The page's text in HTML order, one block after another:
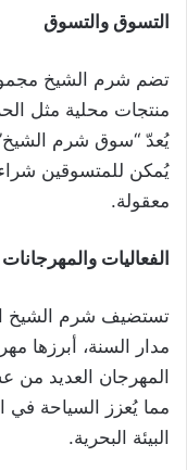
التسوق والتسوق
تضم شرم الشيخ
منتجات محلية مثل
يُعدّ “سوق شرم
يُمكن للمتسوقين شراء
معقولة.
الفعاليات والمهرجانات
تستضيف شرم الشيخ
مدار السنة، أبرزها
المهرجان العديد من
مما يُعزز السياحة
البيئة البحرية.